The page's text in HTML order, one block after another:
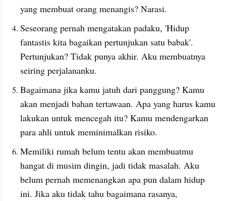
yang membuat orang menangis? Narasi.
Seseorang pernah mengatakan padaku, 'Hidup
fantastis kita bagaikan pertunjukan satu babak'.
Pertunjukan? Tidak punya akhir. Aku membuatnya
seiring perjalananku.
Bagaimana jika kamu jatuh dari panggung? Kamu
akan menjadi bahan tertawaan. Apa yang harus kamu
lakukan untuk mencegah itu? Kamu mendengarkan
para ahli untuk meminimalkan risiko.
Memiliki rumah belum tentu akan membuatmu
hangat di musim dingin, jadi tidak masalah. Aku
belum pernah memenangkan apa pun dalam hidup
ini. Jika aku tidak tahu bagaimana rasanya,